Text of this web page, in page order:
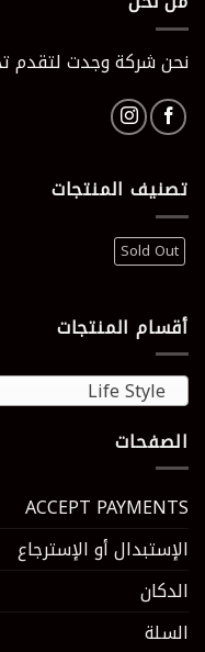
نحن شركة وجدت لتقدم
تصنيف المنتجات
Sold Out
أقسام المنتجات
Life Style
الصفحات
ACCEPT PAYMENTS
الإستبدال أو الإسترجاع
الدكان
السلة